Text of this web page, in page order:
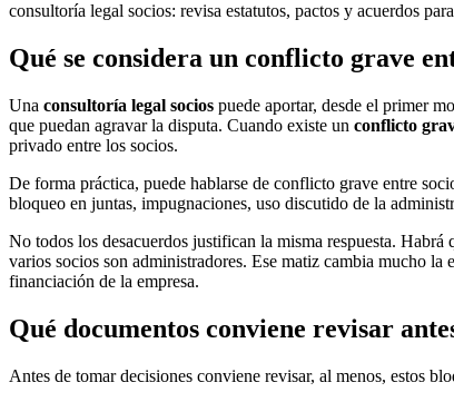
consultoría legal socios: revisa estatutos, pactos y acuerdos
Qué se considera un conflicto grave
Una consultoría legal socios puede aportar, desde el primer
que puedan agravar la disputa. Cuando existe un conflicto
privado entre los socios.
De forma práctica, puede hablarse de conflicto grave entre
bloqueo en juntas, impugnaciones, uso discutido de la
No todos los desacuerdos justifican la misma respuesta.
varios socios son administradores. Ese matiz cambia mucho
financiación de la empresa.
Qué documentos conviene revisar
Antes de tomar decisiones conviene revisar, al menos, estos